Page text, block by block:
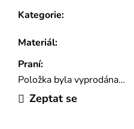
Kategorie:
Materiál:
Praní:
Položka byla vyprodána…
Zeptat se